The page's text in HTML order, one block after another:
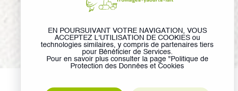
Lexique
© Le Chèvre, tous droits réservés Liens utiles
EN POURSUIVANT VOTRE NAVIGATION, VOUS
ACCEPTEZ L'UTILISATION DE COOKIES ou
technologies similaires, y compris de partenaires tiers
pour Bénéficier de Services.
Pour en savoir plus consulter la page " Politique de
Protection des Données et Cookies